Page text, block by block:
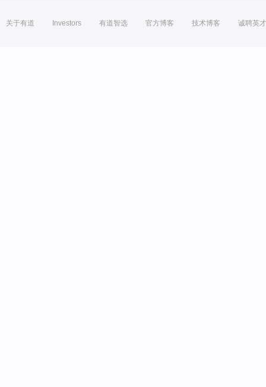
关于有道 Investors 有道智选 官方博客 技术博客 诚聘英才